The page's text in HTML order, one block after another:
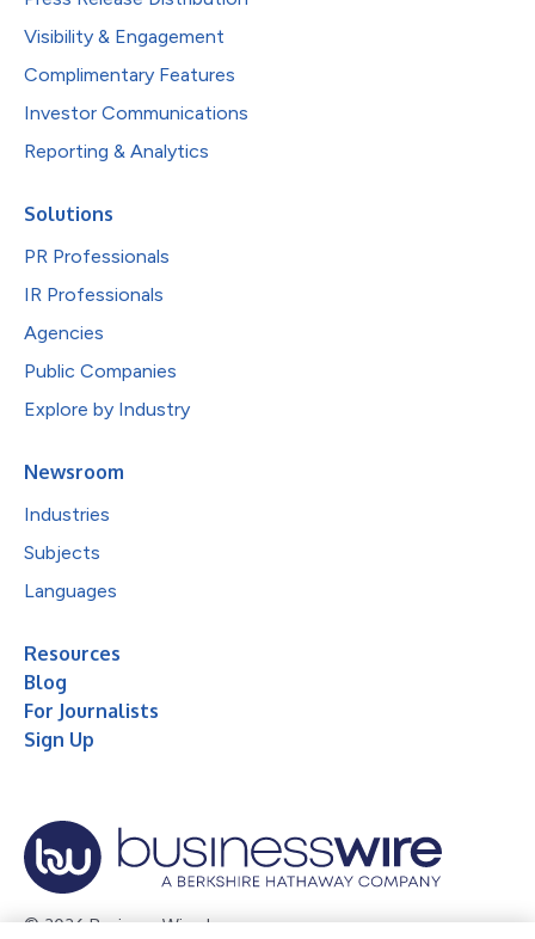
Visibility & Engagement
Complimentary Features
Investor Communications
Reporting & Analytics
Solutions
PR Professionals
IR Professionals
Agencies
Public Companies
Explore by Industry
Newsroom
Industries
Subjects
Languages
Resources
Blog
For Journalists
Sign Up
© 2026 Business Wire, Inc.